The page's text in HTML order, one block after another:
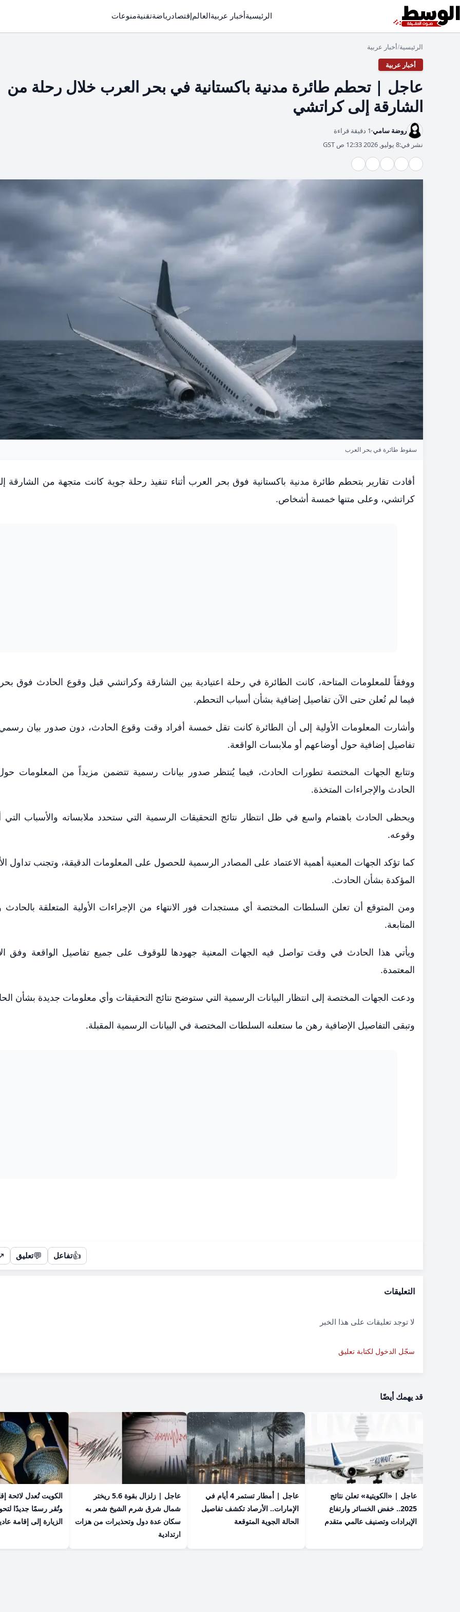
الرئيسيةأخبار عربيةالعالمإقتصادرياضةتقنيةمنوعات
الرئيسية/أخبار عربية
أخبار عربية
عاجل | تحطم طائرة مدنية باكستانية في بحر العرب خلال رحلة من
الشارقة إلى كراتشي
روضة سامي 1 دقيقة قراءة
نشر في:8 يوليو, 2026 12:33 ص GST
سقوط طائرة في بحر العرب
أفادت تقارير بتحطم طائرة مدنية باكستانية فوق بحر العرب أثناء تنفيذ رحلة جوية كانت متجهة من الشارقة
كراتشي، وعلى متنها خمسة أشخاص.
ووفقاً للمعلومات المتاحة، كانت الطائرة في رحلة اعتيادية بين الشارقة وكراتشي قبل وقوع الحادث فوق
فيما لم تُعلن حتى الآن تفاصيل إضافية بشأن أسباب التحطم.
وأشارت المعلومات الأولية إلى أن الطائرة كانت تقل خمسة أفراد وقت وقوع الحادث، دون صدور بيان
تفاصيل إضافية حول أوضاعهم أو ملابسات الواقعة.
وتتابع الجهات المختصة تطورات الحادث، فيما يُنتظر صدور بيانات رسمية تتضمن مزيداً من المعلومات
الحادث والإجراءات المتخذة.
ويحظى الحادث باهتمام واسع في ظل انتظار نتائج التحقيقات الرسمية التي ستحدد ملابساته والأسباب
وقوعه.
كما تؤكد الجهات المعنية أهمية الاعتماد على المصادر الرسمية للحصول على المعلومات الدقيقة، وتجنب تداول
المؤكدة بشأن الحادث.
ومن المتوقع أن تعلن السلطات المختصة أي مستجدات فور الانتهاء من الإجراءات الأولية المتعلقة بالحادث
المتابعة.
ويأتي هذا الحادث في وقت تواصل فيه الجهات المعنية جهودها للوقوف على جميع تفاصيل الواقعة وفق
المعتمدة.
ودعت الجهات المختصة إلى انتظار البيانات الرسمية التي ستوضح نتائج التحقيقات وأي معلومات جديدة بشأن
وتبقى التفاصيل الإضافية رهن ما ستعلنه السلطات المختصة في البيانات الرسمية المقبلة.
👍تفاعل 💬تعليق
التعليقات
لا توجد تعليقات على هذا الخبر
سجّل الدخول لكتابة تعليق
قد يهمك أيضًا
عاجل | «الكويتية» تعلن نتائج
2025.. خفض الخسائر وارتفاع
الإيرادات وتصنيف عالمي متقدم
عاجل | أمطار تستمر 4 أيام في
الإمارات.. الأرصاد تكشف تفاصيل
الحالة الجوية المتوقعة
عاجل | زلزال بقوة 5.6 ريختر
شمال شرق شرم الشيخ شعر به
سكان عدة دول وتحذيرات من هزات
ارتدادية
الكويت تُعدل لائحة
وتُقر رسمًا جديدًا
الزيارة إلى إقامة